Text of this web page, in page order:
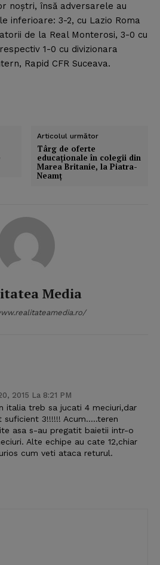
noştri, însă adversarele au
inferioare: 3-2, cu Lazio Roma
de la Real Monterosi, 3-0 cu
1-0 cu divizionara
Rapid CFR Suceava.
Articolul următor
Târg de oferte
educaţionale în colegii din
Marea Britanie, la Piatra-
Neamţ
Media
2015 La 8:21 PM
italia treb sa jucati 4 meciuri,dar
suficient 3!!!!!! Acum…..teren
asa s-au pregatit baietii intr-o
Alte echipe au cate 12,chiar
cum veti ataca returul.